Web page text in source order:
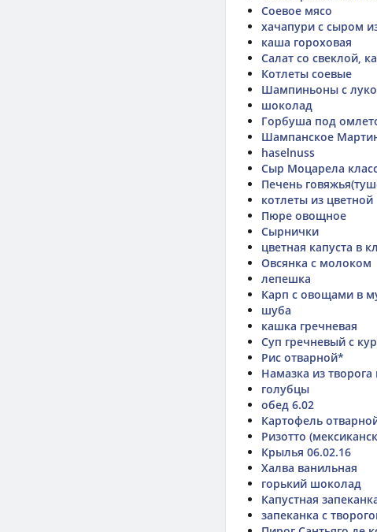
Соевое мясо
хачапури с сыром
каша гороховая
Салат со свеклой,
Котлеты соевые
Шампиньоны с
шоколад
Горбуша под
Шампанское
haselnuss
Сыр Моцарела
Печень
котлеты из цветной
Пюре овощное
Сырнички
цветная капуста в
Овсянка с молоком
лепешка
Карп с овощами в
шуба
кашка гречневая
Суп гречневый с
Рис отварной*
Намазка из творога
голубцы
обед 6.02
Картофель
Ризотто
Крылья 06.02.16
Халва ванильная
горький шоколад
Капустная
запеканка с